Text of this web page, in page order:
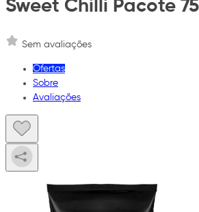
Sweet Chilli Pacote
Sem avaliações
Ofertas
Sobre
Avaliações